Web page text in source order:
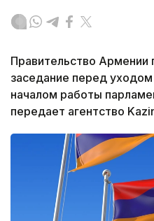
Правительство Армении
заседание перед уходом
началом работы
передает агентство